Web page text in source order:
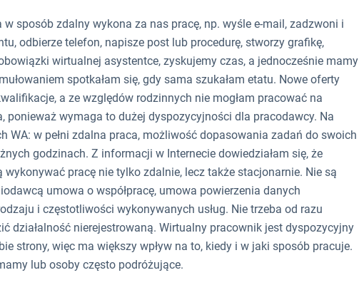
sposób zdalny wykona za nas pracę, np. wyśle e-mail, zadzwoni i
odbierze telefon, napisze post lub procedurę, stworzy grafikę,
wirtualnej asystentce, zyskujemy czas, a jednocześnie mamy
spotkałam się, gdy sama szukałam etatu. Nowe oferty
a ze względów rodzinnych nie mogłam pracować na
ponieważ wymaga to dużej dyspozycyjności dla pracodawcy. Na
WA: w pełni zdalna praca, możliwość dopasowania zadań do swoich
godzinach. Z informacji w Internecie dowiedziałam się, że
pracę nie tylko zdalnie, lecz także stacjonarnie. Nie są
umowa o współpracę, umowa powierzenia danych
i częstotliwości wykonywanych usług. Nie trzeba od razu
działalność nierejestrowaną. Wirtualny pracownik jest dyspozycyjny
strony, więc ma większy wpływ na to, kiedy i w jaki sposób pracuje.
lub osoby często podróżujące.